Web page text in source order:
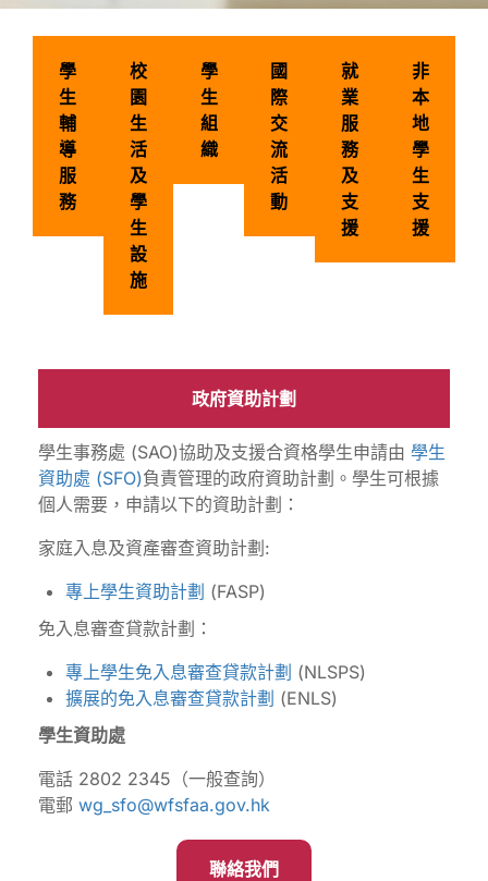
學生資助及
獎學金
學
生
輔
導
服
務
校
園
生
活
及
學
生
設
施
學
生
組
織
國
際
交
流
活
動
就
業
服
務
及
支
援
非
本
地
學
生
支
援
政府資助計劃
學生事務處 (SAO)協助及支援合資格學生申請由 學生
資助處 (SFO)負責管理的政府資助計劃。學生可根據
個人需要，申請以下的資助計劃：
家庭入息及資產審查資助計劃:
專上學生資助計劃 (FASP)
免入息審查貸款計劃：
專上學生免入息審查貸款計劃 (NLSPS)
擴展的免入息審查貸款計劃 (ENLS)
學生資助處
電話 2802 2345（一般查詢）
電郵 wg_sfo@wfsfaa.gov.hk
聯絡我們